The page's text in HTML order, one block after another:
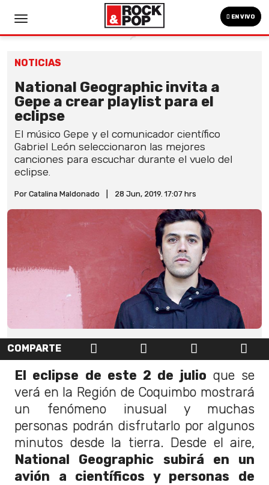
EN VIVO
NOTICIAS
National Geographic invita a
Gepe a crear playlist para el
eclipse
El músico Gepe y el comunicador científico
Gabriel León seleccionaron las mejores
canciones para escuchar durante el vuelo del
eclipse.
Por Catalina Maldonado 28 Jun, 2019. 17:07 hrs
COMPARTE
El eclipse de este 2 de julio que se
verá en la Región de Coquimbo mostrará
un fenómeno inusual y muchas
personas podrán disfrutarlo por algunos
minutos desde la tierra. Desde el aire,
National Geographic subirá en un
avión a científicos y personas de